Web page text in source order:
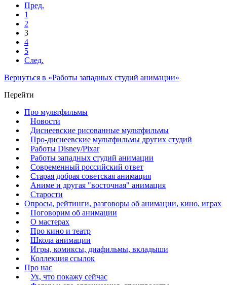
Пред.
1
2
3
4
5
След.
Вернуться в «Работы западных студий анимации»
Перейти
Про мультфильмы
Новости
Диснеевские рисованные мультфильмы
Про-диснеевские мультфильмы других студий
Работы Disney/Pixar
Работы западных студий анимации
Современный российский ответ
Старая добрая советская анимация
Аниме и другая "восточная" анимация
Старости
Опросы, рейтинги, разговоры об анимации, кино, играх
Поговорим об анимации
О мастерах
Про кино и театр
Школа анимации
Игры, комиксы, диафильмы, вкладыши
Коллекция ссылок
Про нас
Ух, что покажу сейчас